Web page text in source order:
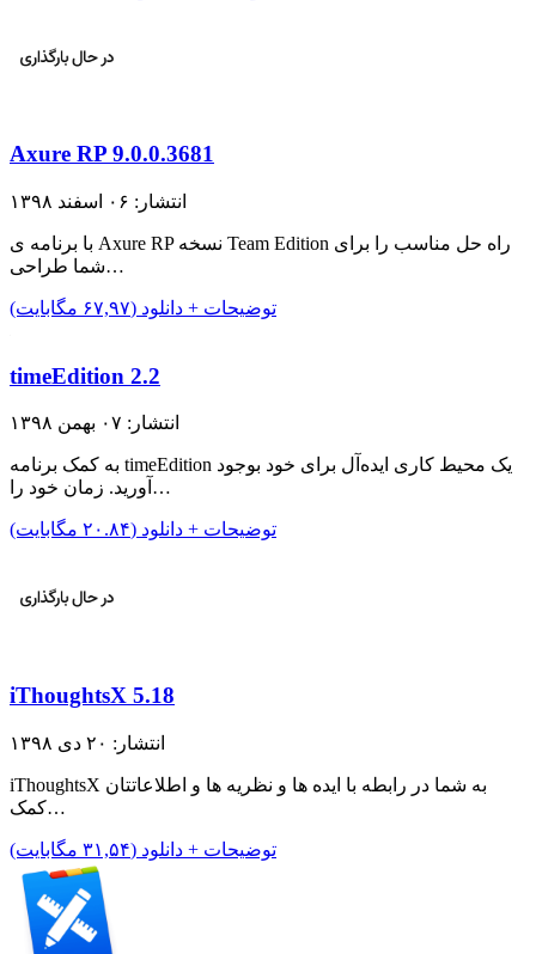
Axure RP 9.0.0.3681
انتشار: ۰۶ اسفند ۱۳۹۸
با برنامه ی Axure RP نسخه Team Edition راه حل مناسب را برای
شما طراحی…
توضیحات + دانلود (۶۷,۹۷ مگابایت)
timeEdition 2.2
انتشار: ۰۷ بهمن ۱۳۹۸
به کمک برنامه timeEdition یک محیط کاری ایده‌آل برای خود بوجود
آورید. زمان خود را…
توضیحات + دانلود (۲۰.۸۴ مگابایت)
iThoughtsX 5.18
انتشار: ۲۰ دی ۱۳۹۸
iThoughtsX به شما در رابطه با ایده ها و نظریه ها و اطلاعاتتان
کمک…
توضیحات + دانلود (۳۱,۵۴ مگابایت)